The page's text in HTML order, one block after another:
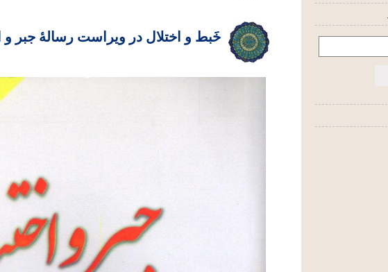
خَبط و اختلال در ویراست رسالۀ جبر و